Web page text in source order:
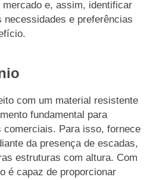
e, assim, identificar
necessidades e preferências
com um material resistente
fundamental para
comerciais. Para isso, fornece
da presença de escadas,
estruturas com altura. Com
é capaz de proporcionar